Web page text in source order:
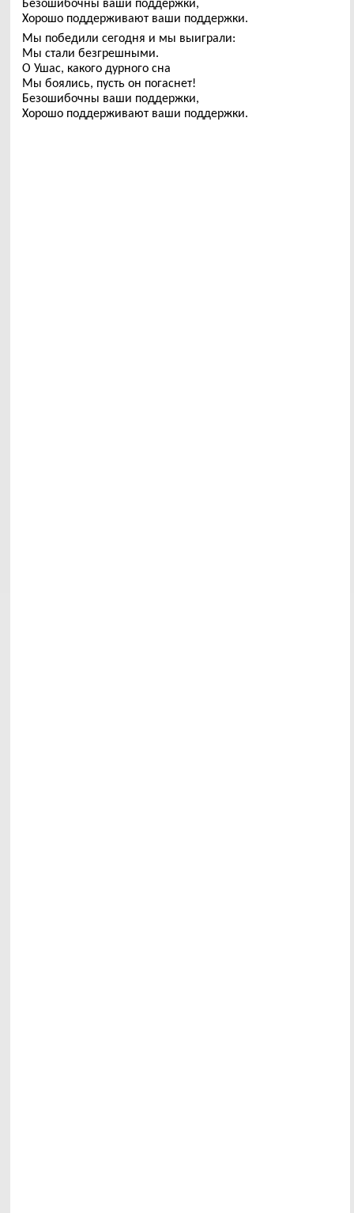
Хорошо поддерживают ваши поддержки.
Мы победили сегодня и мы выиграли:
Мы стали безгрешными.
О Ушас, какого дурного сна
Мы боялись, пусть он погаснет!
Безошибочны ваши поддержки,
Хорошо поддерживают ваши поддержки.